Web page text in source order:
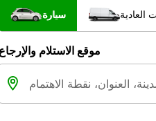
سيارة العادية
موقع الاستلام والإرجاع